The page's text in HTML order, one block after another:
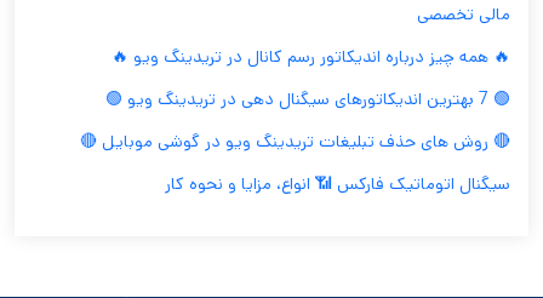
مالی تخصصی
🔥 همه چیز درباره اندیکاتور رسم کانال در تریدینگ ویو 🔥
🟢 7 بهترین اندیکاتورهای سیگنال دهی در تریدینگ ویو 🟢
🔴 روش های حذف تبلیغات تریدینگ ویو در گوشی موبایل 🔴
سیگنال اتوماتیک فارکس 📶 انواع، مزایا و نحوه کار